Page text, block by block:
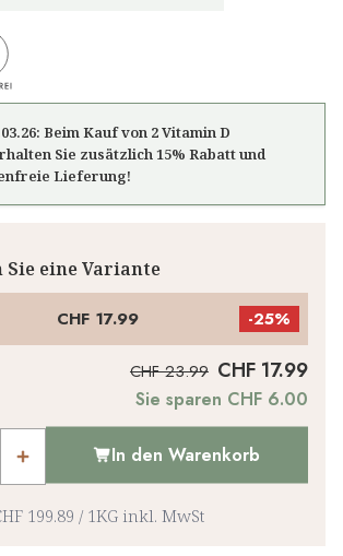
Beim Kauf von 2 Vitamin D
Sie zusätzlich 15% Rabatt und
Lieferung!
eine Variante
CHF 17.99 -25%
CHF 23.99 CHF 17.99
Sie sparen CHF 6.00
In den Warenkorb
199.89 / 1KG inkl. MwSt